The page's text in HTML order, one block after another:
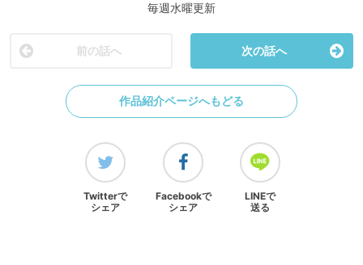
毎週水曜更新
前の話へ 次の話へ
作品紹介ページへもどる
Twitterで
シェア
Facebookで
シェア
LINEで
送る